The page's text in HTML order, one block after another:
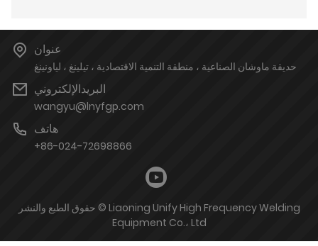
عنوان
حديقة ماوشان الصناعية ، منطقة التنمية الاقتصادية ، تيلينغ ، لياونينغ
البريدالإلكتروني
wangyu@lnyfgp.com
هاتف
+86-024-72698866
حقوق الطبع والنشر © Liaoning Unify High Frequency Welding
Equipment Co.، Ltd